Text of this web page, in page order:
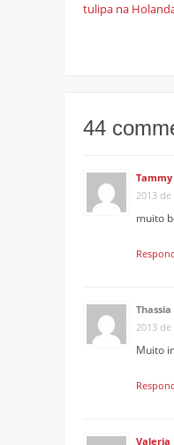
tulipa na
44
2013 de
muito
2013 de
Muito
Valeria